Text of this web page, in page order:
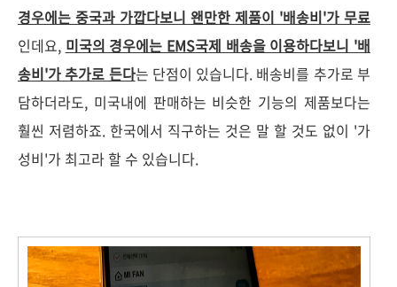
경우에는 중국과 가깝다보니 왠만한 제품이 '배송비'가 무료
인데요, 미국의 경우에는 EMS국제 배송을 이용하다보니 '배
송비'가 추가로 든다는 단점이 있습니다. 배송비를 추가로 부
담하더라도, 미국내에 판매하는 비슷한 기능의 제품보다는
훨씬 저렴하죠. 한국에서 직구하는 것은 말 할 것도 없이 '가
성비'가 최고라 할 수 있습니다.